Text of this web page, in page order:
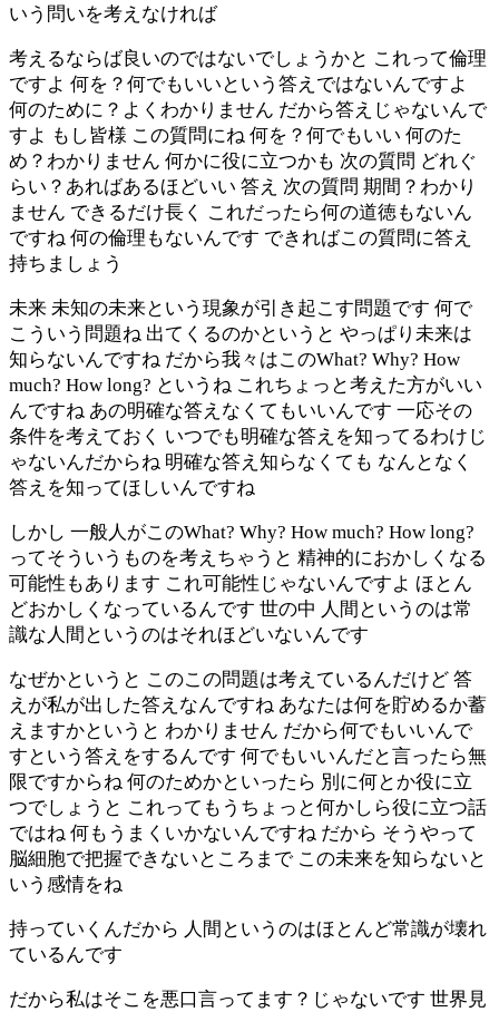
いう問いを考えなければ
考えるならば良いのではないでしょうかと これって倫理
ですよ 何を？何でもいいという答えではないんですよ
何のために？よくわかりません だから答えじゃないんで
すよ もし皆様 この質問にね 何を？何でもいい 何のた
め？わかりません 何かに役に立つかも 次の質問 どれぐ
らい？あればあるほどいい 答え 次の質問 期間？わかり
ません できるだけ長く これだったら何の道徳もないん
ですね 何の倫理もないんです できればこの質問に答え
持ちましょう
未来 未知の未来という現象が引き起こす問題です 何で
こういう問題ね 出てくるのかというと やっぱり未来は
知らないんですね だから我々はこのWhat? Why? How
much? How long? というね これちょっと考えた方がいい
んですね あの明確な答えなくてもいいんです 一応その
条件を考えておく いつでも明確な答えを知ってるわけじ
ゃないんだからね 明確な答え知らなくても なんとなく
答えを知ってほしいんですね
しかし 一般人がこのWhat? Why? How much? How long?
ってそういうものを考えちゃうと 精神的におかしくなる
可能性もあります これ可能性じゃないんですよ ほとん
どおかしくなっているんです 世の中 人間というのは常
識な人間というのはそれほどいないんです
なぜかというと このこの問題は考えているんだけど 答
えが私が出した答えなんですね あなたは何を貯めるか蓄
えますかというと わかりません だから何でもいいんで
すという答えをするんです 何でもいいんだと言ったら無
限ですからね 何のためかといったら 別に何とか役に立
つでしょうと これってもうちょっと何かしら役に立つ話
ではね 何もうまくいかないんですね だから そうやって
脳細胞で把握できないところまで この未来を知らないと
いう感情をね
持っていくんだから 人間というのはほとんど常識が壊れ
ているんです
だから私はそこを悪口言ってます？じゃないです 世界見